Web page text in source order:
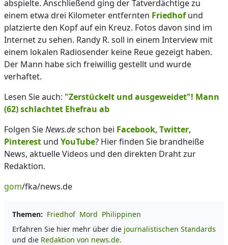
abspielte. Anschließend ging der Tatverdächtige zu
einem etwa drei Kilometer entfernten Friedhofund
platzierte den Kopf auf ein Kreuz. Fotos davon sind im
Internet zu sehen. Randy R. soll in einem Interview mit
einem lokalen Radiosender keine Reue gezeigt haben.
Der Mann habe sich freiwillig gestellt und wurde
verhaftet.
Lesen Sie auch: "Zerstückelt und ausgeweidet"! Mann
(62) schlachtet Ehefrau ab
Folgen SieNews.deschon bei Facebook, Twitter,
Pinterest und YouTube? Hier finden Sie brandheiße
News, aktuelle Videos und den direkten Draht zur
Redaktion.
gom/fka/news.de
Themen: Friedhof Mord Philippinen
Erfahren Sie hier mehr über die journalistischen Standards
und die Redaktion von news.de.